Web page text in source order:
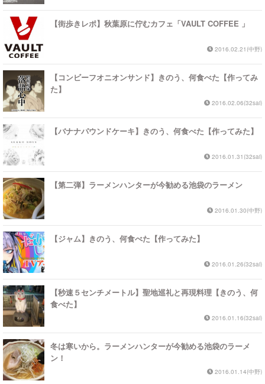
【街歩きレポ】秋葉原に佇むカフェ「VAULT COFFEE 」
2016.02.21(中野)
【コンビーフオニオンサンド】きのう、何食べた【作ってみ
た】
2016.02.06(32sai)
【バナナパウンドケーキ】きのう、何食べた【作ってみた】
2016.01.31(32sai)
【第二弾】ラーメンハンターが今勧める池袋のラーメン
2016.01.30(中野)
【ジャム】きのう、何食べた【作ってみた】
2016.01.26(32sai)
【秒速５センチメートル】聖地巡礼と再現料理【きのう、何
食べた】
2016.01.16(32sai)
冬は寒いから。ラーメンハンターが今勧める池袋のラーメ
ン！
2016.01.14(中野)